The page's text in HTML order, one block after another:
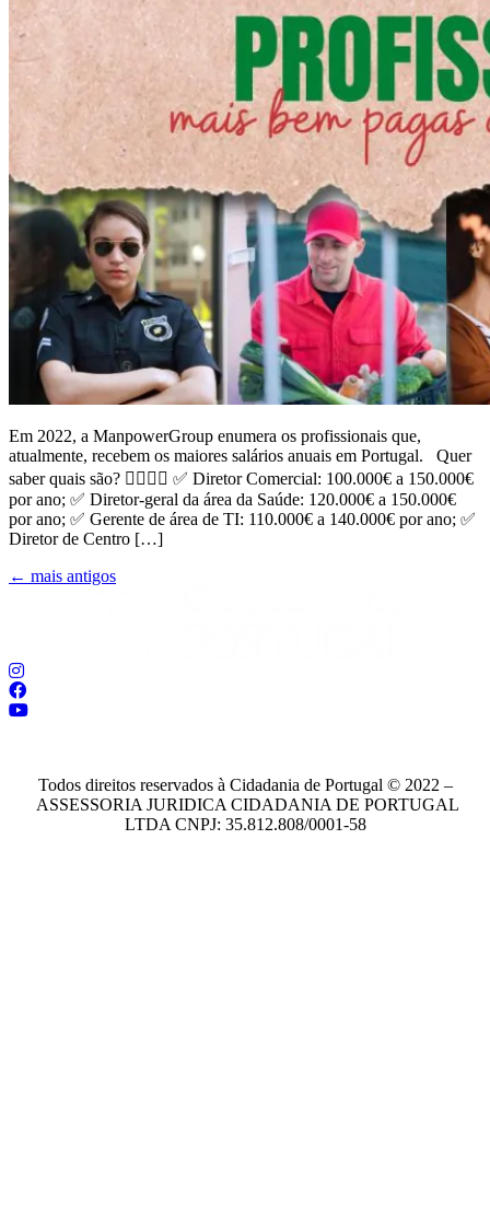
Em 2022, a ManpowerGroup enumera os profissionais que,
atualmente, recebem os maiores salários anuais em Portugal. Quer
saber quais são? 👇🏻👇🏻 ✅ Diretor Comercial: 100.000€ a 150.000€
por ano; ✅ Diretor-geral da área da Saúde: 120.000€ a 150.000€
por ano; ✅ Gerente de área de TI: 110.000€ a 140.000€ por ano; ✅
Diretor de Centro […]
← mais antigos
Todos direitos reservados à Cidadania de Portugal © 2022 –
ASSESSORIA JURIDICA CIDADANIA DE PORTUGAL
LTDA CNPJ: 35.812.808/0001-58